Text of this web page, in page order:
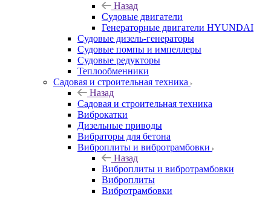
Назад
Судовые двигатели
Генераторные двигатели HYUNDAI
Судовые дизель-генераторы
Судовые помпы и импеллеры
Судовые редукторы
Теплообменники
Садовая и строительная техника
Назад
Садовая и строительная техника
Виброкатки
Дизельные приводы
Вибраторы для бетона
Виброплиты и вибротрамбовки
Назад
Виброплиты и вибротрамбовки
Виброплиты
Вибротрамбовки